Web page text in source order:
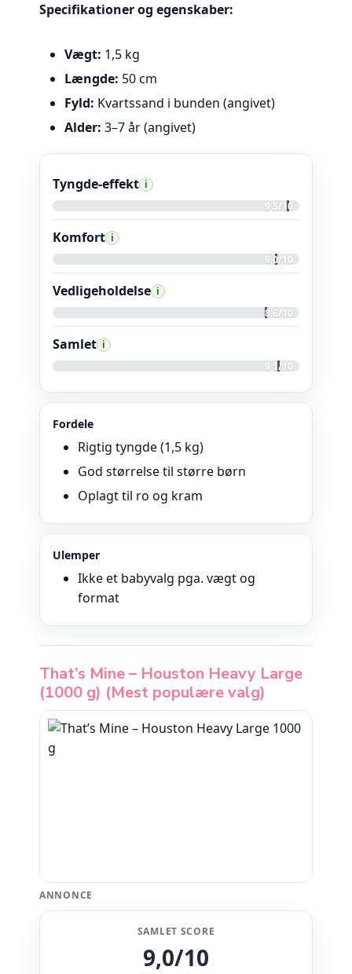
Specifikationer og egenskaber:
Vægt: 1,5 kg
Længde: 50 cm
Fyld: Kvartssand i bunden (angivet)
Alder: 3–7 år (angivet)
Tyngde-effekt i
9,5/10
Komfort i
9,0/10
Vedligeholdelse i
8,6/10
Samlet i
9,1/10
Fordele
Rigtig tyngde (1,5 kg)
God størrelse til større børn
Oplagt til ro og kram
Ulemper
Ikke et babyvalg pga. vægt og
format
That’s Mine – Houston Heavy Large
(1000 g) (Mest populære valg)
ANNONCE
SAMLET SCORE
9,0/10